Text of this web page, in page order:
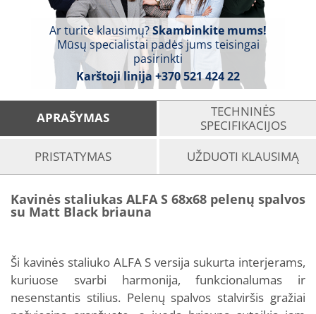
Ar turite klausimų?Skambinkite mums!
Mūsų specialistai padės jums teisingai
pasirinkti
Karštoji linija +370 521 424 22
APRAŠYMAS
TECHNINĖS
SPECIFIKACIJOS
PRISTATYMAS
UŽDUOTI KLAUSIMĄ
Kavinės staliukas ALFA S 68x68 pelenų spalvos
su Matt Black briauna
Ši kavinės staliuko ALFA S versija sukurta interjerams,
kuriuose svarbi harmonija, funkcionalumas ir
nesenstantis stilius. Pelenų spalvos stalviršis gražiai